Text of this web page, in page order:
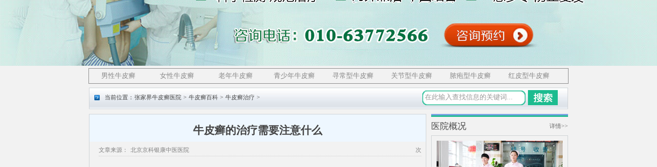
男性牛皮癣 女性牛皮癣 老年牛皮癣 青少年牛皮癣 寻常型牛皮癣 关节型牛皮癣 脓疱型牛皮癣 红皮型牛皮癣
当前位置： 张家界牛皮癣医院 > 牛皮癣百科 > 牛皮癣治疗 >
详情>>
医院概况
牛皮癣的治疗需要注意什么
次
文章来源： 北京京科银康中医医院